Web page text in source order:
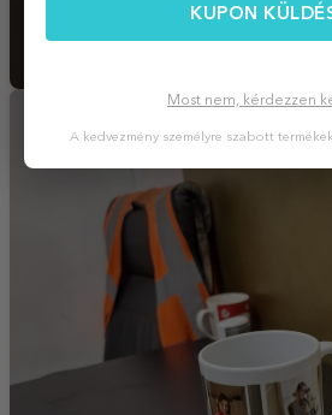
KUPON
Most nem, kérdezzen
A kedvezmény személyre szabott